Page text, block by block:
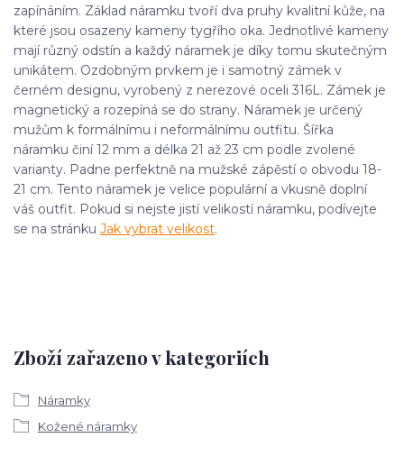
zapínáním. Základ náramku tvoří dva pruhy kvalitní kůže, na
které jsou osazeny kameny tygřího oka. Jednotlivé kameny
mají různý odstín a každý náramek je díky tomu skutečným
unikátem. Ozdobným prvkem je i samotný zámek v
černém designu, vyrobený z nerezové oceli 316L. Zámek je
magnetický a rozepíná se do strany. Náramek je určený
mužům k formálnímu i neformálnímu outfitu. Šířka
náramku činí 12 mm a délka 21 až 23 cm podle zvolené
varianty. Padne perfektně na mužské zápěstí o obvodu 18-
21 cm. Tento náramek je velice populární a vkusně doplní
váš outfit. Pokud si nejste jistí velikostí náramku, podívejte
se na stránku Jak vybrat velikost.
Zboží zařazeno v kategoriích
Náramky
Kožené náramky